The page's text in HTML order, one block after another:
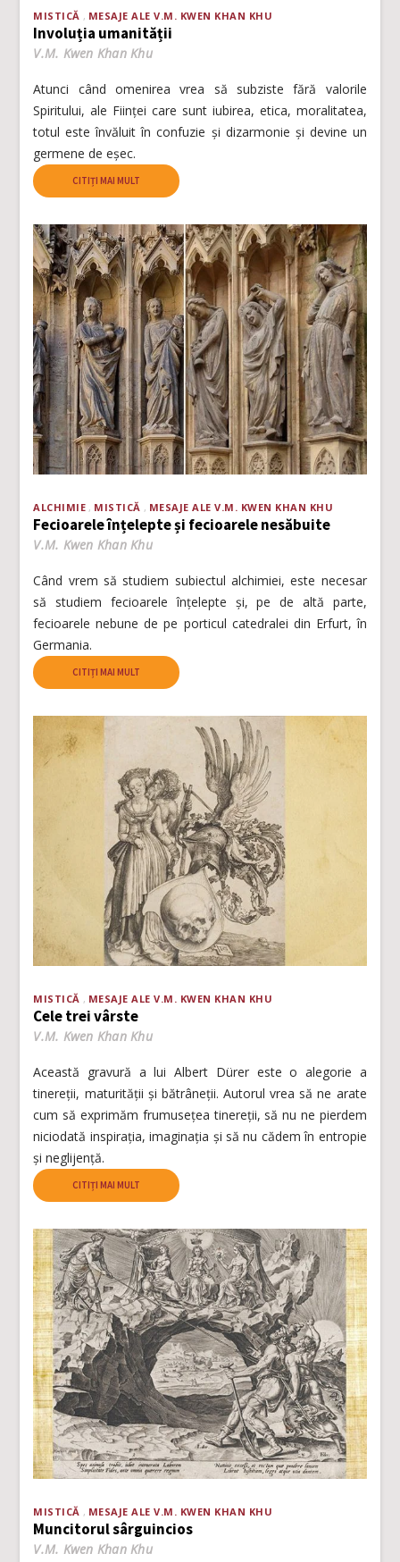
MISTICĂ MESAJE ALE V.M. KWEN KHAN KHU
Involuția umanității
V.M. Kwen Khan Khu
Atunci când omenirea vrea să subziste fără valorile
Spiritului, ale Ființei care sunt iubirea, etica, moralitatea,
totul este învăluit în confuzie și dizarmonie și devine un
germene de eșec.
CITIȚI MAI MULT
ALCHIMIE MISTICĂ MESAJE ALE V.M. KWEN KHAN KHU
Fecioarele înțelepte și fecioarele nesăbuite
V.M. Kwen Khan Khu
Când vrem să studiem subiectul alchimiei, este necesar
să studiem fecioarele înțelepte și, pe de altă parte,
fecioarele nebune de pe porticul catedralei din Erfurt, în
Germania.
CITIȚI MAI MULT
MISTICĂ MESAJE ALE V.M. KWEN KHAN KHU
Cele trei vârste
V.M. Kwen Khan Khu
Această gravură a lui Albert Dürer este o alegorie a
tinereții, maturității și bătrâneții. Autorul vrea să ne arate
cum să exprimăm frumusețea tinereții, să nu ne pierdem
niciodată inspirația, imaginația și să nu cădem în entropie
și neglijență.
CITIȚI MAI MULT
MISTICĂ MESAJE ALE V.M. KWEN KHAN KHU
Muncitorul sârguincios
V.M. Kwen Khan Khu